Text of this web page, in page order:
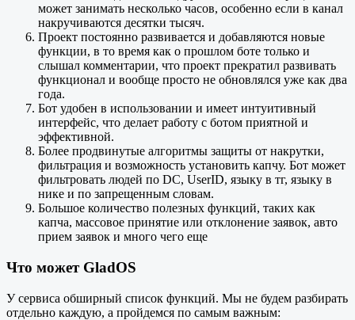
может занимать несколько часов, особенно если в канал
накручиваются десятки тысяч.
Проект постоянно развивается и добавляются новые
функции, в то время как о прошлом боте только и
слышал комментарии, что проект прекратил развивать
функционал и вообще просто не обновлялся уже как два
года.
Бот удобен в использовании и имеет интуитивный
интерфейс, что делает работу с ботом приятной и
эффективной.
Более продвинутые алгоритмы защиты от накрутки,
фильтрация и возможность установить капчу. Бот может
фильтровать людей по DC, UserID, языку в тг, языку в
нике и по запрещенным словам.
Большое количество полезных функций, таких как
капча, массовое принятие или отклонение заявок, авто
прием заявок и много чего еще
Что может GladOS
У сервиса обширный список функций. Мы не будем разбирать
отдельно каждую, а пройдемся по самым важным: